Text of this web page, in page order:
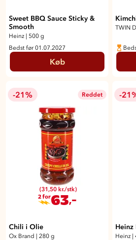
Sweet BBQ Sauce Sticky &
Smooth
Heinz | 500 g
Bedst før 01.07.2027
Køb
TWIN
-21% Reddet
(31,50 kr./stk)
2 for63,-
Chili i Olie
Ox Brand 280 g
-
Heinz
Heinz